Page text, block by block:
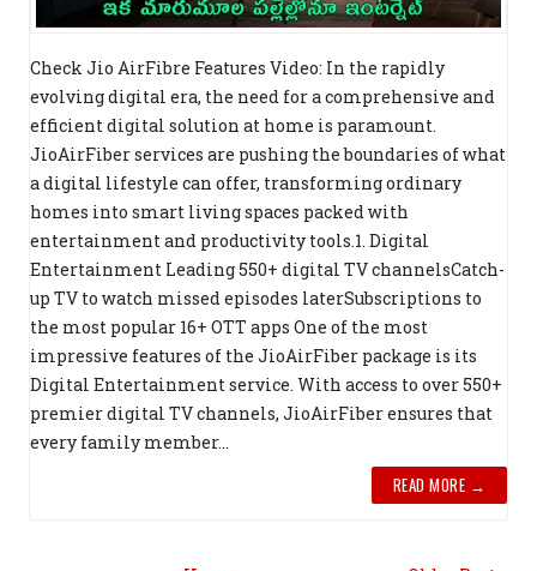
Check Jio AirFibre Features Video: In the rapidly
evolving digital era, the need for a comprehensive and
efficient digital solution at home is paramount.
JioAirFiber services are pushing the boundaries of what
a digital lifestyle can offer, transforming ordinary
homes into smart living spaces packed with
entertainment and productivity tools.1. Digital
Entertainment Leading 550+ digital TV channelsCatch-
up TV to watch missed episodes laterSubscriptions to
the most popular 16+ OTT apps One of the most
impressive features of the JioAirFiber package is its
Digital Entertainment service. With access to over 550+
premier digital TV channels, JioAirFiber ensures that
every family member...
READ MORE →